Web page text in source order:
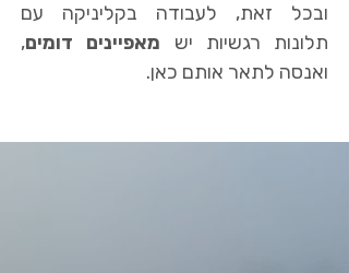
ובכל זאת, לעבודה בקליניקה עם
תלונות רגשיות יש מאפיינים דומים,
ואנסה לתאר אותם כאן.